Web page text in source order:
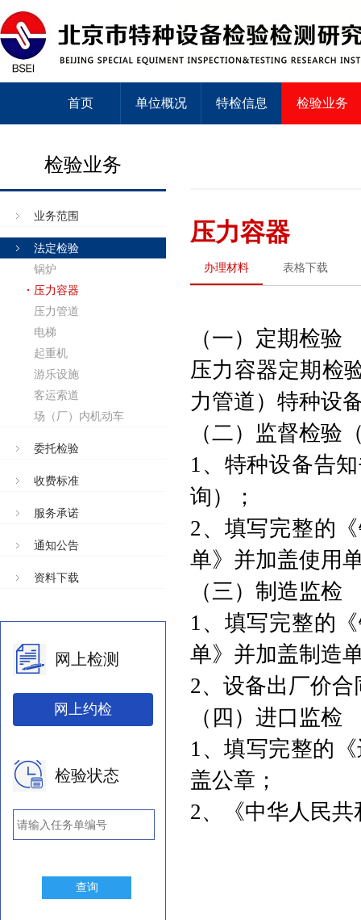
首页 单位概况 特检信息 检验业务
检验业务
业务范围
法定检验
锅炉
压力容器
压力管道
电梯
起重机
游乐设施
客运索道
场（厂）内机动车
委托检验
收费标准
服务承诺
通知公告
资料下载
网上检测
网上约检
检验状态
压力容器
办理材料 表格下载
（一）定期检验
压力容器定期检
力管道）特种设
（二）监督检验
1、 特种设备告
询 ）
；
2、填写完整的
单》并加盖使用
（三）制造监检
1、填写完整的
单》并加盖制造
2、设备出厂价
（四）进口监检
1、填写完整的
盖公章；
2、
《中华人民